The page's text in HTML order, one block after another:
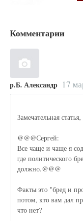
Комментарии
р.Б. Александр 17
Замечательная
@@@Сергей:
Все чаще и чаще я
где политического
должно.@@@
Факты это "бред и
потом, кто вам дал
что нет?